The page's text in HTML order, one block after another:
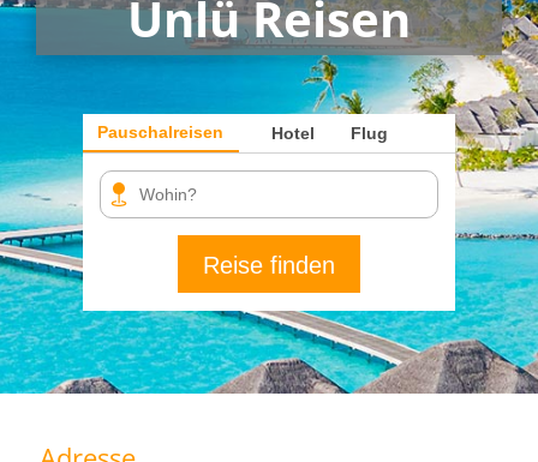
Ünlü Reisen
Pauschalreisen Hotel Flug
Reise finden